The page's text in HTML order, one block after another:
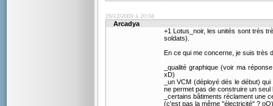
26/12/2009 à 20:04
Arcadya
+1 Lotus_noir, les unités sont très
soldats).
En ce qui me concerne, je suis très
_qualité graphique (voir ma
xD)
_un VCM (déployé dés le début)
ne permet pas de construire un
_certains bâtiments réclament une
(c'est pas la même "électricité" ?